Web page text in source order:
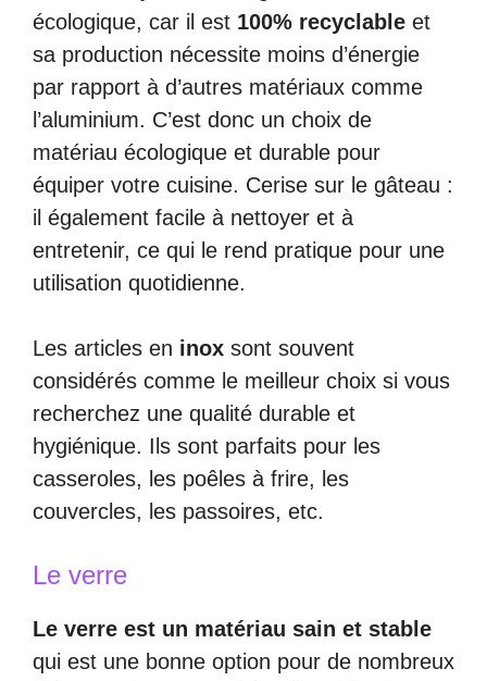
écologique, car il est 100% recyclable et
sa production nécessite moins d’énergie
par rapport à d’autres matériaux comme
l’aluminium. C’est donc un choix de
matériau écologique et durable pour
équiper votre cuisine. Cerise sur le gâteau :
il également facile à nettoyer et à
entretenir, ce qui le rend pratique pour une
utilisation quotidienne.
Les articles en inox sont souvent
considérés comme le meilleur choix si vous
recherchez une qualité durable et
hygiénique. Ils sont parfaits pour les
casseroles, les poêles à frire, les
couvercles, les passoires, etc.
Le verre
Le verre est un matériau sain et stable
qui est une bonne option pour de nombreux